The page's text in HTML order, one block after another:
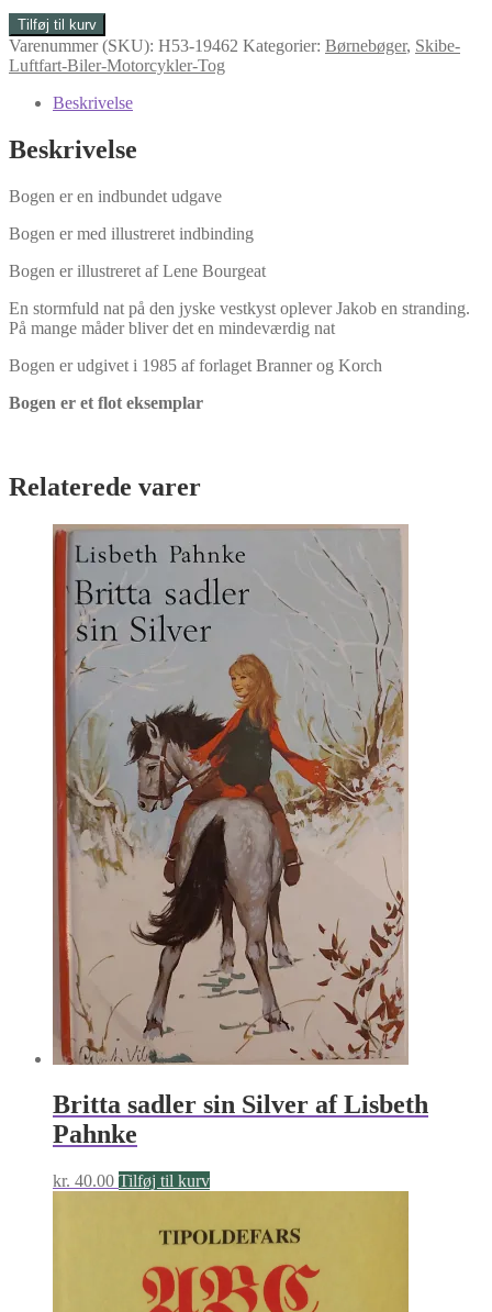
Stranding
af
Pierre
antal
Tilføj til kurv
Varenummer (SKU): H53-19462 Kategorier: Børnebøger, Skibe-
Luftfart-Biler-Motorcykler-Tog
Beskrivelse
Beskrivelse
Bogen er en indbundet udgave
Bogen er med illustreret indbinding
Bogen er illustreret af Lene Bourgeat
En stormfuld nat på den jyske vestkyst oplever Jakob en stranding.
På mange måder bliver det en mindeværdig nat
Bogen er udgivet i 1985 af forlaget Branner og Korch
Bogen er et flot eksemplar
Relaterede varer
Britta sadler sin Silver af Lisbeth
Pahnke
kr. 40.00 Tilføj til kurv